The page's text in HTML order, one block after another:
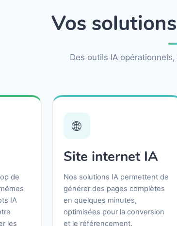
Vos
Des outils IA
de
IA
les
🌐
Site internet IA
Nos solutions IA permettent de
générer des pages complètes
en quelques minutes,
optimisées pour la conversion
et le référencement.